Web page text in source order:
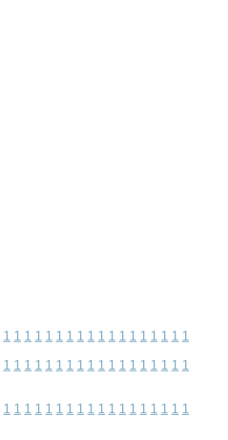
1 1 1 1 1 1 1 1 1 1 1 1 1 1 1 1 1 1
1 1 1 1 1 1 1 1 1 1 1 1 1 1 1 1 1 1
1 1 1 1 1 1 1 1 1 1 1 1 1 1 1 1 1 1